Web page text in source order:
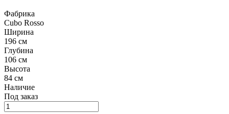
Фабрика
Cubo Rosso
Ширина
196 см
Глубина
106 см
Высота
84 см
Наличие
Под заказ